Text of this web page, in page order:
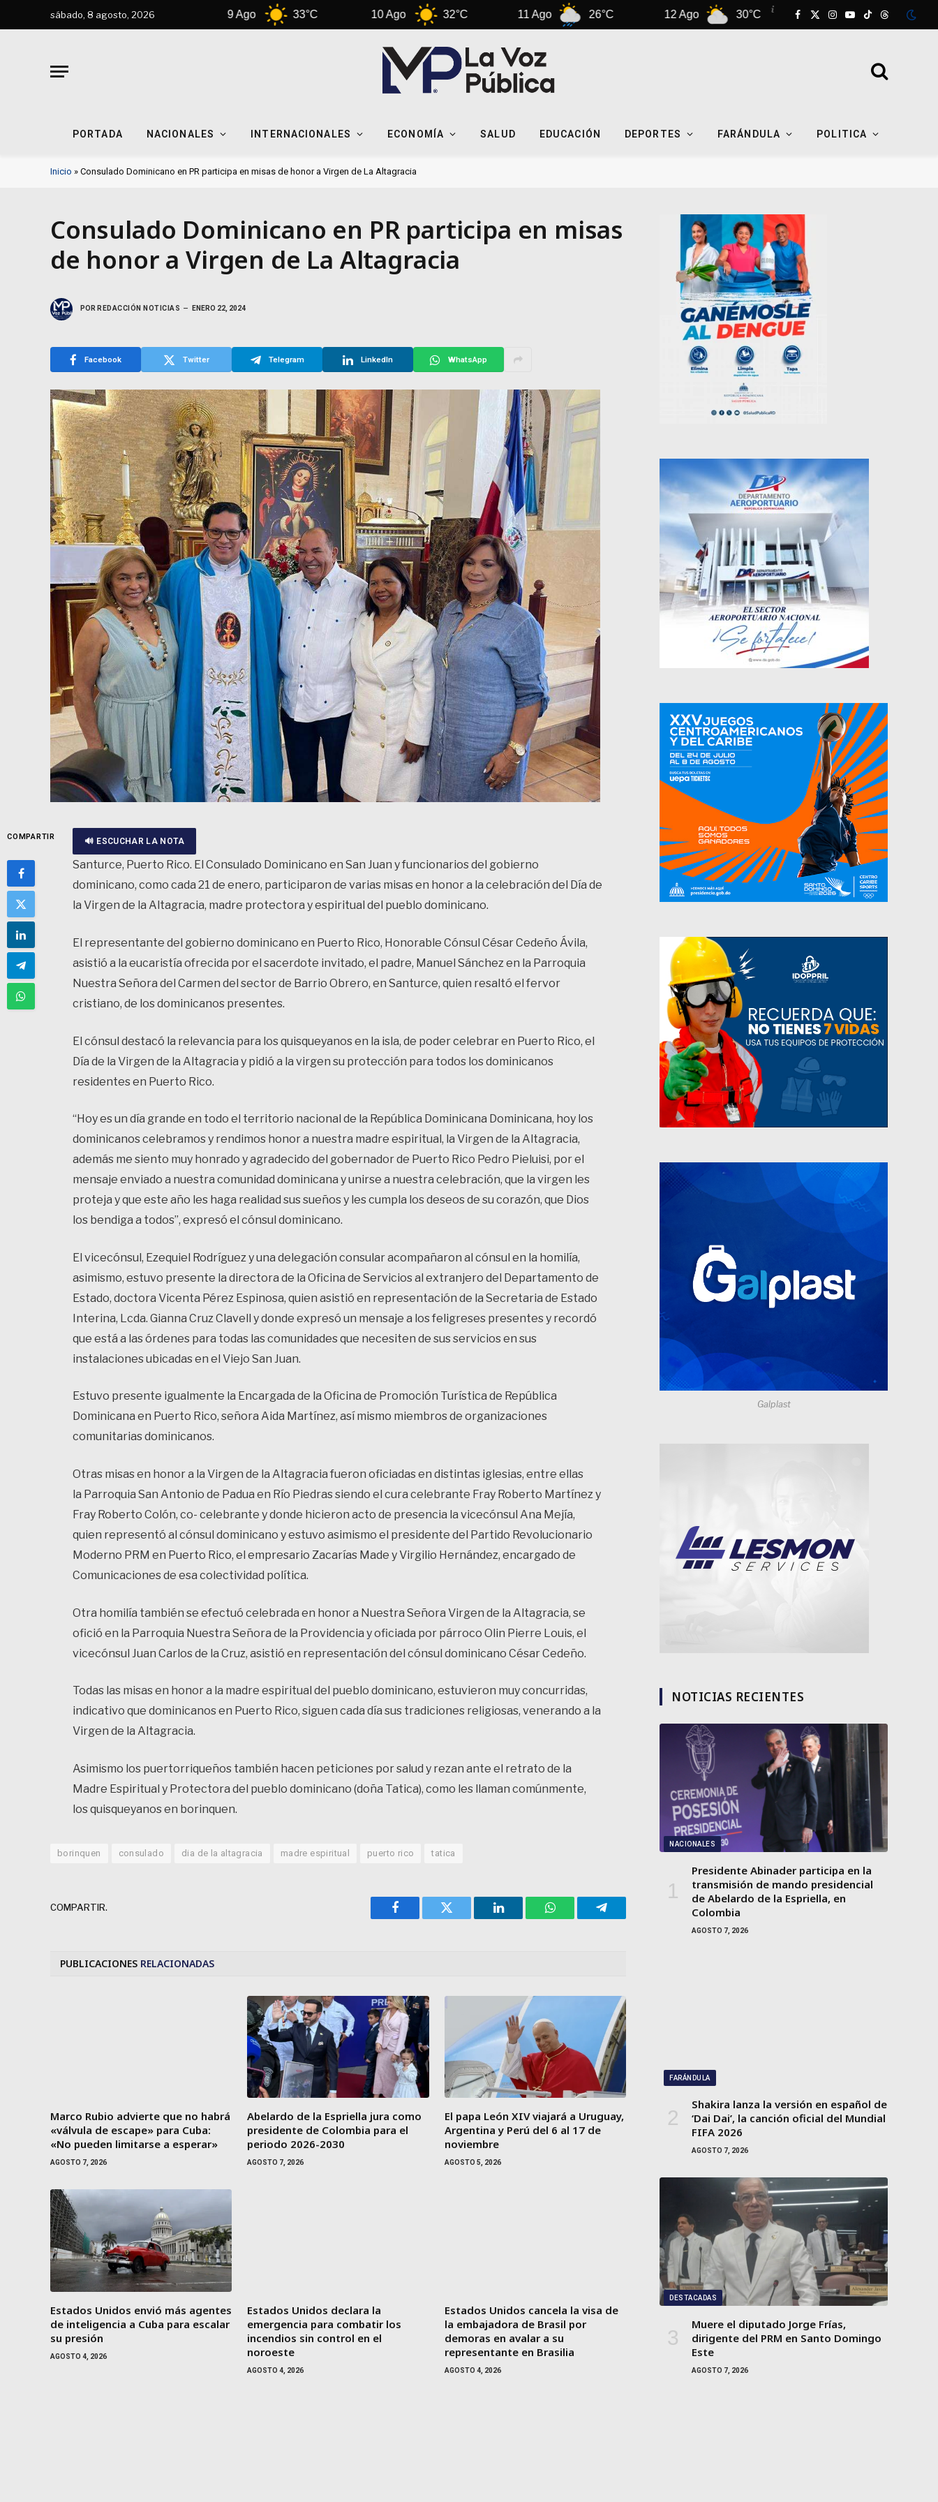
sábado, 8 agosto, 2026
32°C 33°C 10 Ago 32°C 11 Ago 26°C 12 Ago 30°C 13 Ago 31°C 14 Ago
Facebook
X
Instagram
YouTube
TikTokThreads
PORTADA NACIONALES INTERNACIONALES ECONOMÍA SALUD EDUCACIÓN DEPORTES FARÁNDULA POLITICA
Inicio » Consulado Dominicano en PR participa en misas de honor a Virgen de La Altagracia
Consulado Dominicano en PR participa en misas
de honor a Virgen de La Altagracia
POR REDACCIÓN NOTICIAS ENERO 22, 2024
Facebook Twitter Telegram LinkedIn WhatsApp
COMPARTIR 🔊 ESCUCHAR LA NOTA
Santurce, Puerto Rico. El Consulado Dominicano en San Juan y funcionarios del gobierno
dominicano, como cada 21 de enero, participaron de varias misas en honor a la celebración del Día de
la Virgen de la Altagracia, madre protectora y espiritual del pueblo dominicano.
El representante del gobierno dominicano en Puerto Rico, Honorable Cónsul César Cedeño Ávila,
asistió a la eucaristía ofrecida por el sacerdote invitado, el padre, Manuel Sánchez en la Parroquia
Nuestra Señora del Carmen del sector de Barrio Obrero, en Santurce, quien resaltó el fervor
cristiano, de los dominicanos presentes.
El cónsul destacó la relevancia para los quisqueyanos en la isla, de poder celebrar en Puerto Rico, el
Día de la Virgen de la Altagracia y pidió a la virgen su protección para todos los dominicanos
residentes en Puerto Rico.
“Hoy es un día grande en todo el territorio nacional de la República Dominicana Dominicana, hoy los
dominicanos celebramos y rendimos honor a nuestra madre espiritual, la Virgen de la Altagracia,
además me siento muy honrado y agradecido del gobernador de Puerto Rico Pedro Pieluisi, por el
mensaje enviado a nuestra comunidad dominicana y unirse a nuestra celebración, que la virgen les
proteja y que este año les haga realidad sus sueños y les cumpla los deseos de su corazón, que Dios
los bendiga a todos”, expresó el cónsul dominicano.
El vicecónsul, Ezequiel Rodríguez y una delegación consular acompañaron al cónsul en la homilía,
asimismo, estuvo presente la directora de la Oficina de Servicios al extranjero del Departamento de
Estado, doctora Vicenta Pérez Espinosa, quien asistió en representación de la Secretaria de Estado
Interina, Lcda. Gianna Cruz Clavell y donde expresó un mensaje a los feligreses presentes y recordó
que está a las órdenes para todas las comunidades que necesiten de sus servicios en sus
instalaciones ubicadas en el Viejo San Juan.
Estuvo presente igualmente la Encargada de la Oficina de Promoción Turística de República
Dominicana en Puerto Rico, señora Aida Martínez, así mismo miembros de organizaciones
comunitarias dominicanos.
Otras misas en honor a la Virgen de la Altagracia fueron oficiadas en distintas iglesias, entre ellas
la Parroquia San Antonio de Padua en Río Piedras siendo el cura celebrante Fray Roberto Martínez y
Fray Roberto Colón, co- celebrante y donde hicieron acto de presencia la vicecónsul Ana Mejía,
quien representó al cónsul dominicano y estuvo asimismo el presidente del Partido Revolucionario
Moderno PRM en Puerto Rico, el empresario Zacarías Made y Virgilio Hernández, encargado de
Comunicaciones de esa colectividad política.
Otra homilía también se efectuó celebrada en honor a Nuestra Señora Virgen de la Altagracia, se
ofició en la Parroquia Nuestra Señora de la Providencia y oficiada por párroco Olin Pierre Louis, el
vicecónsul Juan Carlos de la Cruz, asistió en representación del cónsul dominicano César Cedeño.
Todas las misas en honor a la madre espiritual del pueblo dominicano, estuvieron muy concurridas,
indicativo que dominicanos en Puerto Rico, siguen cada día sus tradiciones religiosas, venerando a la
Virgen de la Altagracia.
Asimismo los puertorriqueños también hacen peticiones por salud y rezan ante el retrato de la
Madre Espiritual y Protectora del pueblo dominicano (doña Tatica), como les llaman comúnmente,
los quisqueyanos en borinquen.
borinquen consulado dia de la altagracia madre espiritual puerto rico tatica
COMPARTIR.
Facebook Twitter LinkedIn WhatsAppTelegram
PUBLICACIONES RELACIONADAS
Marco Rubio advierte que no habrá
«válvula de escape» para Cuba:
«No pueden limitarse a esperar»
AGOSTO 7, 2026
Abelardo de la Espriella jura como
presidente de Colombia para el
periodo 2026-2030
AGOSTO 7, 2026
El papa León XIV viajará a Uruguay,
Argentina y Perú del 6 al 17 de
noviembre
AGOSTO 5, 2026
Estados Unidos envió más agentes
de inteligencia a Cuba para escalar
su presión
AGOSTO 4, 2026
Estados Unidos declara la
emergencia para combatir los
incendios sin control en el
noroeste
AGOSTO 4, 2026
Estados Unidos cancela la visa de
la embajadora de Brasil por
demoras en avalar a su
representante en Brasilia
AGOSTO 4, 2026
Galplast
NOTICIAS RECIENTES
NACIONALES
Presidente Abinader participa en la
transmisión de mando presidencial
de Abelardo de la Espriella, en
Colombia
AGOSTO 7, 2026
FARÁNDULA
Shakira lanza la versión en español de
‘Dai Dai’, la canción oficial del Mundial
FIFA 2026
AGOSTO 7, 2026
DESTACADAS
Muere el diputado Jorge Frías,
dirigente del PRM en Santo Domingo
Este
AGOSTO 7, 2026